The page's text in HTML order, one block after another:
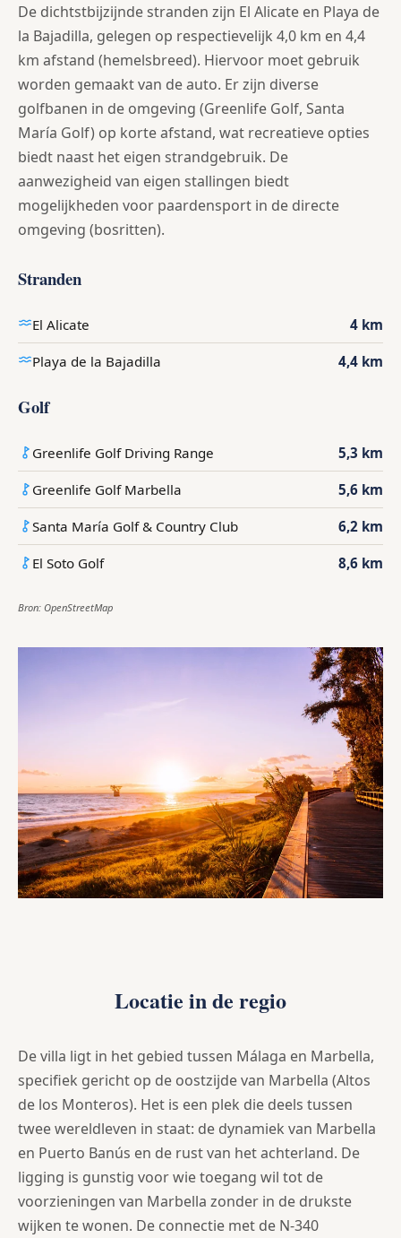
De dichtstbijzijnde stranden zijn El Alicate en Playa de
la Bajadilla, gelegen op respectievelijk 4,0 km en 4,4
km afstand (hemelsbreed). Hiervoor moet gebruik
worden gemaakt van de auto. Er zijn diverse
golfbanen in de omgeving (Greenlife Golf, Santa
María Golf) op korte afstand, wat recreatieve opties
biedt naast het eigen strandgebruik. De
aanwezigheid van eigen stallingen biedt
mogelijkheden voor paardensport in de directe
omgeving (bosritten).
Stranden
El Alicate 4 km
Playa de la Bajadilla 4,4 km
Golf
Greenlife Golf Driving Range 5,3 km
Greenlife Golf Marbella 5,6 km
Santa María Golf & Country Club 6,2 km
El Soto Golf 8,6 km
Bron: OpenStreetMap
Locatie in de regio
De villa ligt in het gebied tussen Málaga en Marbella,
specifiek gericht op de oostzijde van Marbella (Altos
de los Monteros). Het is een plek die deels tussen
twee wereldleven in staat: de dynamiek van Marbella
en Puerto Banús en de rust van het achterland. De
ligging is gunstig voor wie toegang wil tot de
voorzieningen van Marbella zonder in de drukste
wijken te wonen. De connectie met de N-340